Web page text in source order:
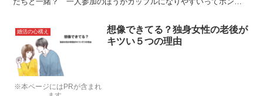
※本ページにはPRが含まれ
婚活の心構え
想像できてる？独身女性の老後が
キツい５つの理由